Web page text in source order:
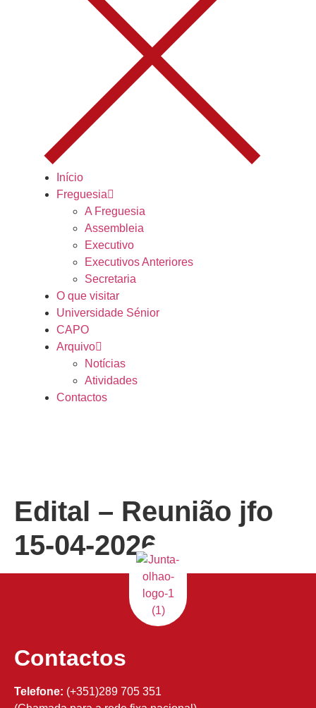
Início
Freguesia
A Freguesia
Assembleia
Executivo
Executivos Anteriores
Secretaria
O que visitar
Universidade Sénior
CAPO
Arquivo
Notícias
Atividades
Contactos
Edital – Reunião jfo
15-04-2026
Contactos
Telefone: (+351)289 705 351